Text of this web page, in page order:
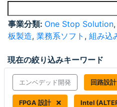
事業分類: One Stop Solution,
板製造, 業務系ソフト , 組み込
現在の絞り込みキーワード
エンベデッド開発 回路設計
FPGA 設計 Intel